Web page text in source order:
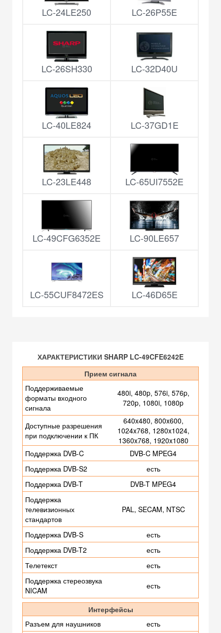
LC-24LE250 LC-26P55E
LC-26SH330 LC-32D40U
LC-40LE824 LC-37GD1E
LC-23LE448 LC-65UI7552E
LC-49CFG6352E LC-90LE657
LC-55CUF8472ES LC-46D65E
ХАРАКТЕРИСТИКИ SHARP LC-49CFE6242E
Прием сигнала
Поддерживаемые
форматы входного
сигнала
480i, 480p, 576i, 576p,
720p, 1080i, 1080p
Доступные разрешения
при подключении к ПК
640x480, 800x600,
1024x768, 1280x1024,
1360x768, 1920x1080
Поддержка DVB-C
DVB-C MPEG4
Поддержка DVB-S2
есть
Поддержка DVB-T
DVB-T MPEG4
Поддержка
телевизионных
стандартов
PAL, SECAM, NTSC
Поддержка DVB-S
есть
Поддержка DVB-T2
есть
Телетекст
есть
Поддержка стереозвука
NICAM
есть
Интерфейсы
Разъем для наушников
есть